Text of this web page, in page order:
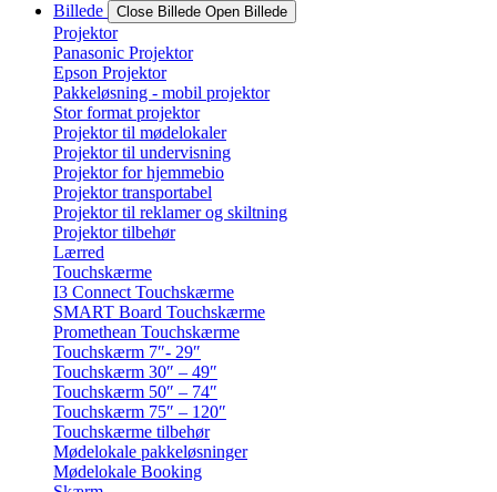
Billede Close Billede Open Billede
Projektor
Panasonic Projektor
Epson Projektor
Pakkeløsning - mobil projektor
Stor format projektor
Projektor til mødelokaler
Projektor til undervisning
Projektor for hjemmebio
Projektor transportabel
Projektor til reklamer og skiltning
Projektor tilbehør
Lærred
Touchskærme
I3 Connect Touchskærme
SMART Board Touchskærme
Promethean Touchskærme
Touchskærm 7″- 29″
Touchskærm 30″ – 49″
Touchskærm 50″ – 74″
Touchskærm 75″ – 120″
Touchskærme tilbehør
Mødelokale pakkeløsninger
Mødelokale Booking